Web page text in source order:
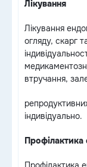
Лікування
Лікування
огляду, скарг
втручання,
індивідуально.
Профілактика